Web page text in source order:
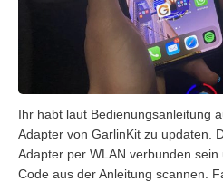
Ihr habt laut Bedienungsanleitung
Adapter von GarlinKit zu updaten.
Adapter per WLAN verbunden
Code aus der Anleitung scannen.